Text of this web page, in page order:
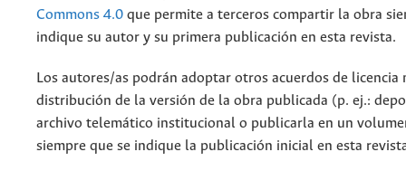
Commons 4.0 que permite a terceros compartir la obra
indique su autor y su primera publicación en esta revista.
Los autores/as podrán adoptar otros acuerdos de licencia
distribución de la versión de la obra publicada (p. ej.:
archivo telemático institucional o publicarla en un
siempre que se indique la publicación inicial en esta